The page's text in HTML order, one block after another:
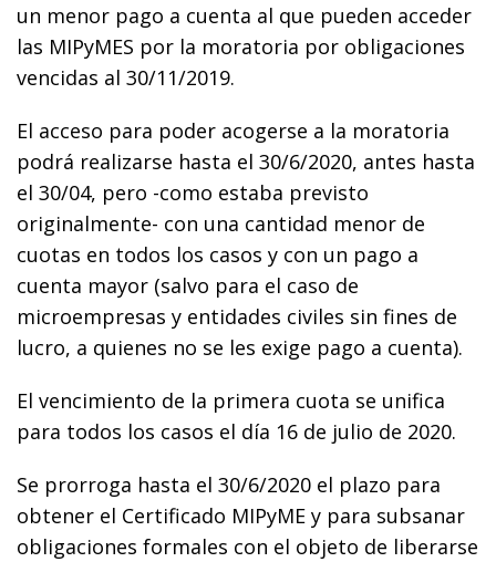
un menor pago a cuenta al que pueden acceder
las MIPyMES por la moratoria por obligaciones
vencidas al 30/11/2019.
El acceso para poder acogerse a la moratoria
podrá realizarse hasta el 30/6/2020, antes hasta
el 30/04, pero -como estaba previsto
originalmente- con una cantidad menor de
cuotas en todos los casos y con un pago a
cuenta mayor (salvo para el caso de
microempresas y entidades civiles sin fines de
lucro, a quienes no se les exige pago a cuenta).
El vencimiento de la primera cuota se unifica
para todos los casos el día 16 de julio de 2020.
Se prorroga hasta el 30/6/2020 el plazo para
obtener el Certificado MIPyME y para subsanar
obligaciones formales con el objeto de liberarse